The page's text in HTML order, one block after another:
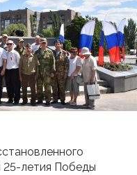
летия Победы